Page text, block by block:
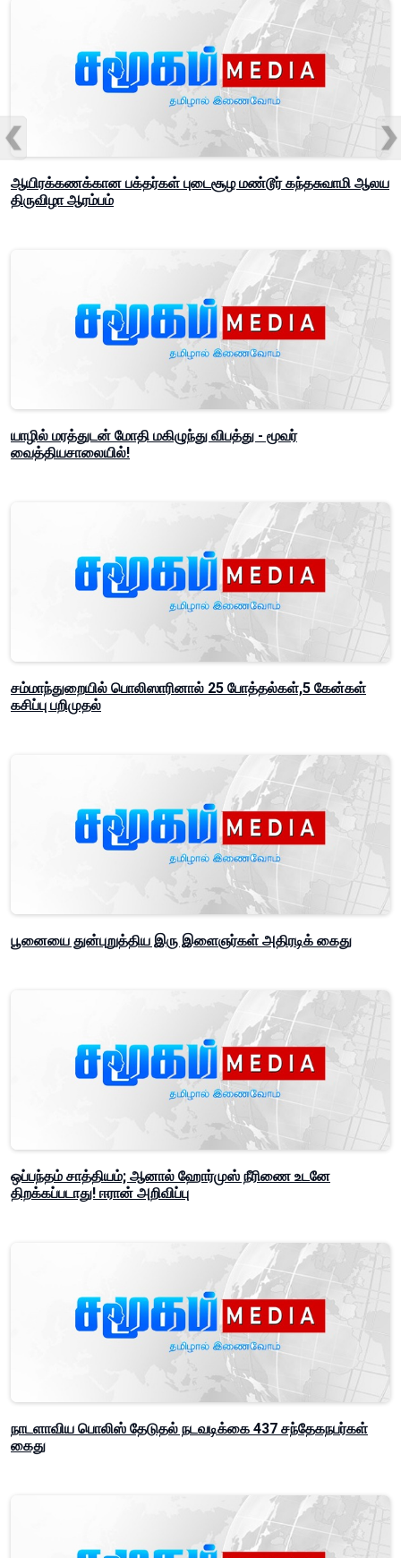
ஆயிரக்கணக்கான பக்தர்கள் புடைசூழ மண்டூர் கந்தசுவாமி ஆலய
திருவிழா ஆரம்பம்
யாழில் மரத்துடன் மோதி மகிழுந்து விபத்து - மூவர்
வைத்தியசாலையில்!
சம்மாந்துறையில் பொலிஸாரினால் 25 போத்தல்கள்,5 கேன்கள்
கசிப்பு பறிமுதல்
பூனையை துன்புறுத்திய இரு இளைஞர்கள் அதிரடிக் கைது
ஒப்பந்தம் சாத்தியம்; ஆனால் ஹோர்முஸ் நீரிணை உடனே
திறக்கப்படாது! ஈரான் அறிவிப்பு
நாடளாவிய பொலிஸ் தேடுதல் நடவடிக்கை 437 சந்தேகநபர்கள்
கைது